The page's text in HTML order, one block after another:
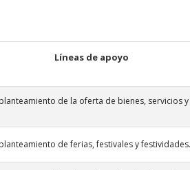
Líneas de apoyo
de la oferta de bienes, servicios
de ferias, festivales y festividades.